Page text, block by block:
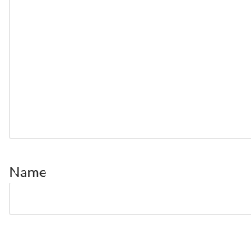
Name